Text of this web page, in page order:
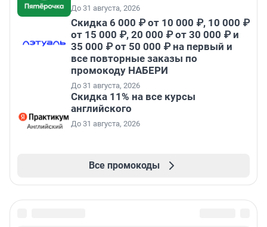
До 31 августа, 2026
Скидка 6 000 ₽ от 10 000 ₽, 10 000 ₽
от 15 000 ₽, 20 000 ₽ от 30 000 ₽ и
35 000 ₽ от 50 000 ₽ на первый и
все повторные заказы по
промокоду НАБЕРИ
До 31 августа, 2026
Скидка 11% на все курсы
английского
До 31 августа, 2026
Все промокоды